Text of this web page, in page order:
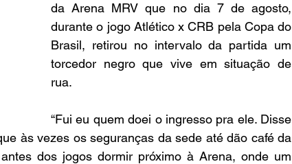
da Arena MRV que no dia 7 de agosto,
durante o jogo Atlético x CRB pela Copa do
Brasil, retirou no intervalo da partida um
torcedor negro que vive em situação de
rua.
“Fui eu quem doei o ingresso pra ele. Disse
às vezes os seguranças da sede até dão café da
dos jogos dormir próximo à Arena, onde um